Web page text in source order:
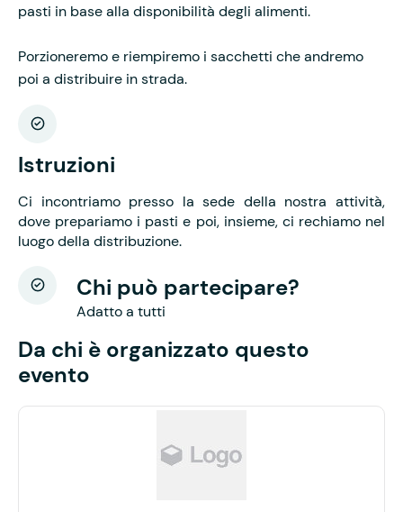
pasti in base alla disponibilità degli alimenti.
Porzioneremo e riempiremo i sacchetti che andremo
poi a distribuire in strada.
Istruzioni
Ci incontriamo presso la sede della nostra attività,
dove prepariamo i pasti e poi, insieme, ci rechiamo nel
luogo della distribuzione.
Chi può partecipare?
Adatto a tutti
Da chi è organizzato questo
evento